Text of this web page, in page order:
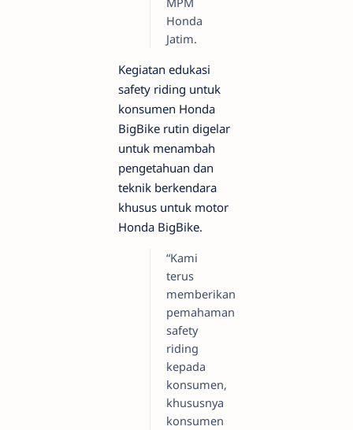
Honda
Jatim.
Kegiatan edukasi
safety riding untuk
konsumen Honda
BigBike rutin digelar
untuk menambah
pengetahuan dan
teknik berkendara
khusus untuk motor
Honda BigBike.
“Kami
terus
memberikan
pemahaman
safety
riding
kepada
konsumen,
khususnya
konsumen